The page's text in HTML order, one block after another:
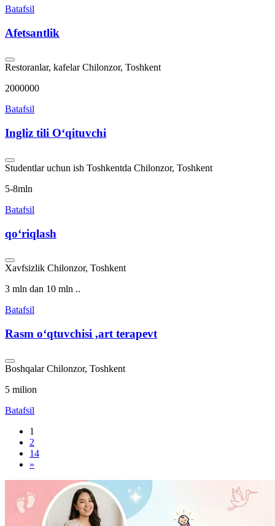
Batafsil
Afetsantlik
Restoranlar, kafelar Chilonzor, Toshkent
2000000
Batafsil
Ingliz tili Oʻqituvchi
Studentlar uchun ish Toshkentda Chilonzor, Toshkent
5-8mln
Batafsil
qo‘riqlash
Xavfsizlik Chilonzor, Toshkent
3 mln dan 10 mln ..
Batafsil
Rasm oʻqtuvchisi ,art terapevt
Boshqalar Chilonzor, Toshkent
5 milion
Batafsil
1
2
14
»